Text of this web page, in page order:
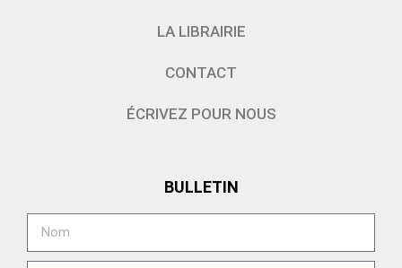
LA LIBRAIRIE
CONTACT
ÉCRIVEZ POUR NOUS
BULLETIN